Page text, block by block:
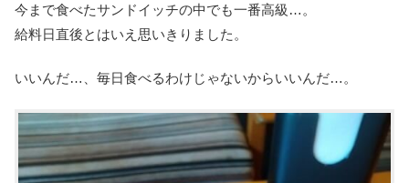
今まで食べたサンドイッチの中でも一番高級…。
給料日直後とはいえ思いきりました。
いいんだ…、毎日食べるわけじゃないからいいんだ…。